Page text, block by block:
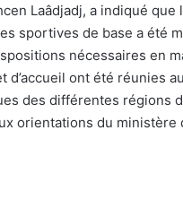
Laâdjadj, a indiqué que
sportives de base a été
nécessaires en
d’accueil ont été réunies
des différentes régions
orientations du ministère